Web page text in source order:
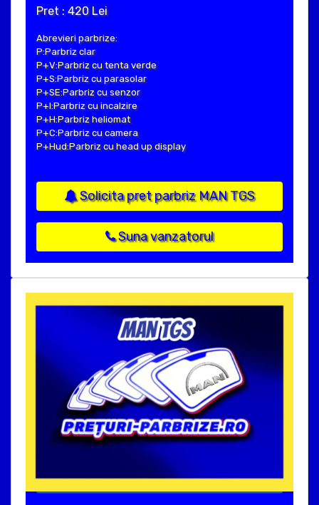
Pret : 420 Lei
Abrevieri parbrize:
P:Parbriz clar
P+V:Parbriz cu tenta verde
P+S:Parbriz cu parasolar
P+SE:Parbriz cu senzor
P+I:Parbriz cu incalzire
P+H:Parbriz heliomat
P+C:Parbriz cu camera
P+Hud:Parbriz cu head up display
Solicita pret parbriz MAN TGS
Suna vanzatorul